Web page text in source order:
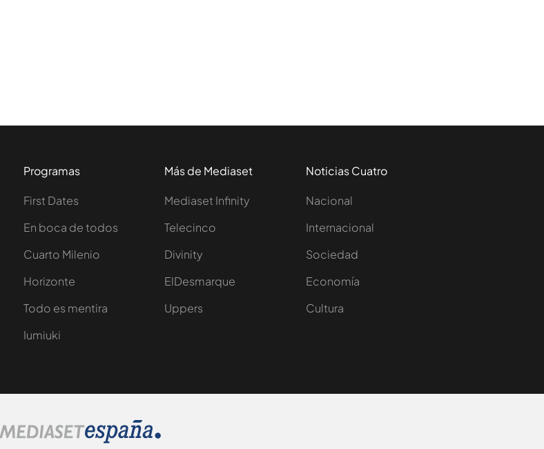
Programas
First Dates
En boca de todos
Cuarto Milenio
Horizonte
Todo es mentira
Iumiuki
Más de Mediaset
Mediaset Infinity
Telecinco
Divinity
ElDesmarque
Uppers
Noticias Cuatro
Nacional
Internacional
Sociedad
Economía
Cultura